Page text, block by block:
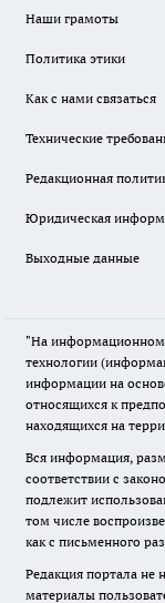
Наши грамоты
Политика этики
Как с нами связаться
Технические
Редакционная
Юридическая
Выходные данные
"На информационном
технологии
информации на
относящихся к
находящихся на
Вся информация,
соответствии с
подлежит
том числе
как с письменного
Редакция портала не
материалы